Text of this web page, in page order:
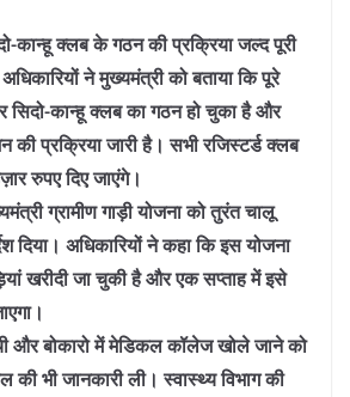
कान्हू क्लब के गठन की प्रक्रिया जल्द पूरी
ने मुख्यमंत्री को बताया कि पूरे
सिदो-कान्हू क्लब का गठन हो चुका है और
प्रक्रिया जारी है। सभी रजिस्टर्ड क्लब
रुपए दिए जाएंगे।
ग्रामीण गाड़ी योजना को तुरंत चालू
दिया। अधिकारियों ने कहा कि इस योजना
खरीदी जा चुकी है और एक सप्ताह में इसे
और बोकारो में मेडिकल कॉलेज खोले जाने को
की भी जानकारी ली। स्वास्थ्य विभाग की